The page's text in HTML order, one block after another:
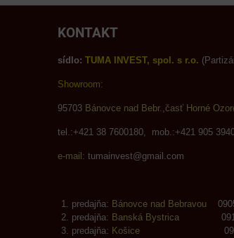
KONTAKT
sídlo: TUMA INVEST, spol. s r.o.
Showroom:
95703 Bánovce nad Bebr.,časť Horné
tel.:+421 38 7600180, mob.:+421 905
e-mail: tumainvest@gmail.com
predajňa: Bánovce nad Bebravou
predajňa: Banská Bystrica 0915
predajňa: Košice 0915